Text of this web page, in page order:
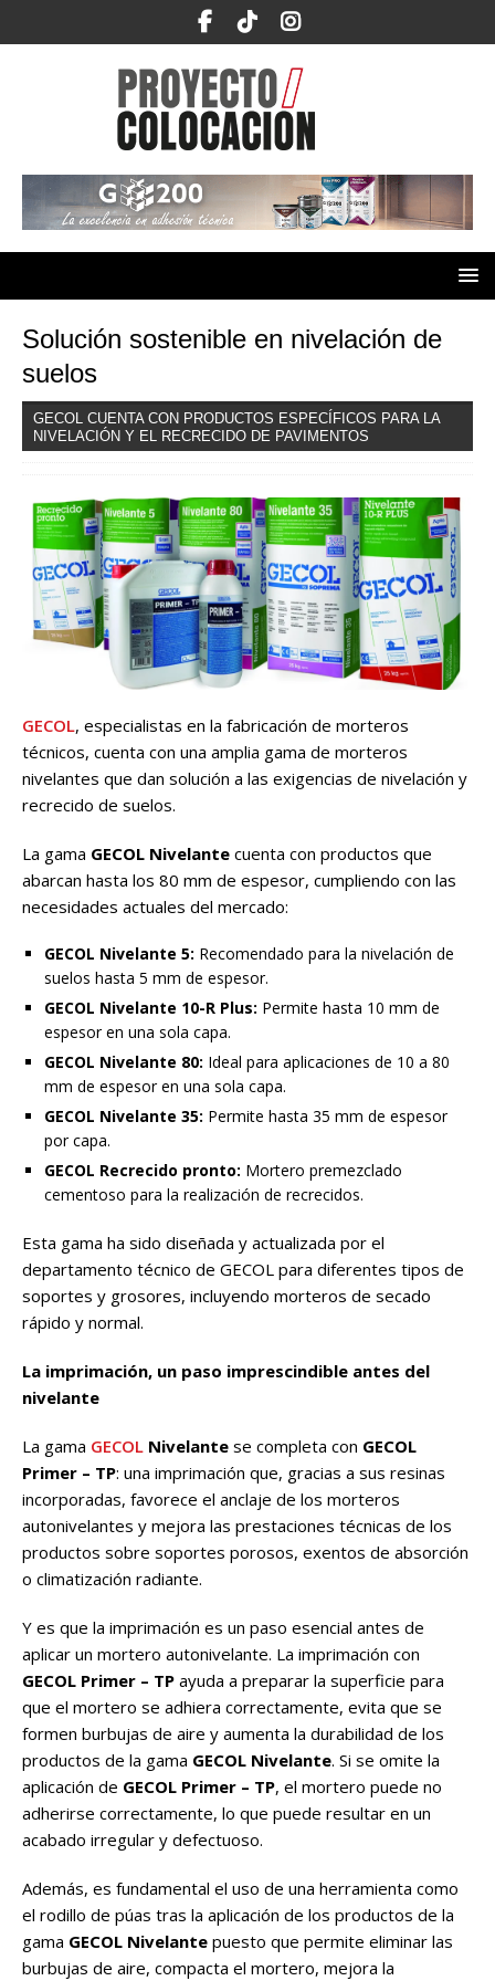
Solución sostenible en nivelación de
suelos
GECOL CUENTA CON PRODUCTOS ESPECÍFICOS PARA LA
NIVELACIÓN Y EL RECRECIDO DE PAVIMENTOS
GECOL, especialistas en la fabricación de morteros
técnicos, cuenta con una amplia gama de morteros
nivelantes que dan solución a las exigencias de nivelación y
recrecido de suelos.
La gama GECOL Nivelante cuenta con productos que
abarcan hasta los 80 mm de espesor, cumpliendo con las
necesidades actuales del mercado:
GECOL Nivelante 5: Recomendado para la nivelación de
suelos hasta 5 mm de espesor.
GECOL Nivelante 10-R Plus: Permite hasta 10 mm de
espesor en una sola capa.
GECOL Nivelante 80: Ideal para aplicaciones de 10 a 80
mm de espesor en una sola capa.
GECOL Nivelante 35: Permite hasta 35 mm de espesor
por capa.
GECOL Recrecido pronto: Mortero premezclado
cementoso para la realización de recrecidos.
Esta gama ha sido diseñada y actualizada por el
departamento técnico de GECOL para diferentes tipos de
soportes y grosores, incluyendo morteros de secado
rápido y normal.
La imprimación, un paso imprescindible antes del
nivelante
La gama GECOL Nivelante se completa con GECOL
Primer – TP: una imprimación que, gracias a sus resinas
incorporadas, favorece el anclaje de los morteros
autonivelantes y mejora las prestaciones técnicas de los
productos sobre soportes porosos, exentos de absorción
o climatización radiante.
Y es que la imprimación es un paso esencial antes de
aplicar un mortero autonivelante. La imprimación con
GECOL Primer – TP ayuda a preparar la superficie para
que el mortero se adhiera correctamente, evita que se
formen burbujas de aire y aumenta la durabilidad de los
productos de la gama GECOL Nivelante. Si se omite la
aplicación de GECOL Primer – TP, el mortero puede no
adherirse correctamente, lo que puede resultar en un
acabado irregular y defectuoso.
Además, es fundamental el uso de una herramienta como
el rodillo de púas tras la aplicación de los productos de la
gama GECOL Nivelante puesto que permite eliminar las
burbujas de aire, compacta el mortero, mejora la